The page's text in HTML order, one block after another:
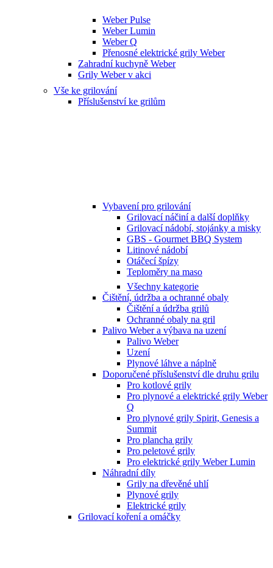
Weber Pulse
Weber Lumin
Weber Q
Přenosné elektrické grily Weber
Zahradní kuchyně Weber
Grily Weber v akci
Vše ke grilování
Příslušenství ke grilům
Vybavení pro grilování
Grilovací náčiní a další doplňky
Grilovací nádobí, stojánky a misky
GBS - Gourmet BBQ System
Litinové nádobí
Otáčecí špízy
Teploměry na maso
Všechny kategorie
Čištění, údržba a ochranné obaly
Čištění a údržba grilů
Ochranné obaly na gril
Palivo Weber a výbava na uzení
Palivo Weber
Uzení
Plynové láhve a náplně
Doporučené příslušenství dle druhu grilu
Pro kotlové grily
Pro plynové a elektrické grily Weber
Q
Pro plynové grily Spirit, Genesis a
Summit
Pro plancha grily
Pro peletové grily
Pro elektrické grily Weber Lumin
Náhradní díly
Grily na dřevěné uhlí
Plynové grily
Elektrické grily
Grilovací koření a omáčky